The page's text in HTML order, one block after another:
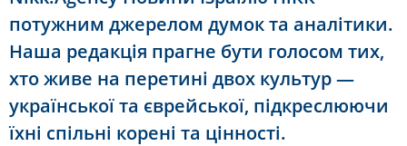
потужним джерелом думок та аналітики.
Наша редакція прагне бути голосом тих,
хто живе на перетині двох культур —
української та єврейської, підкреслюючи
їхні спільні корені та цінності.